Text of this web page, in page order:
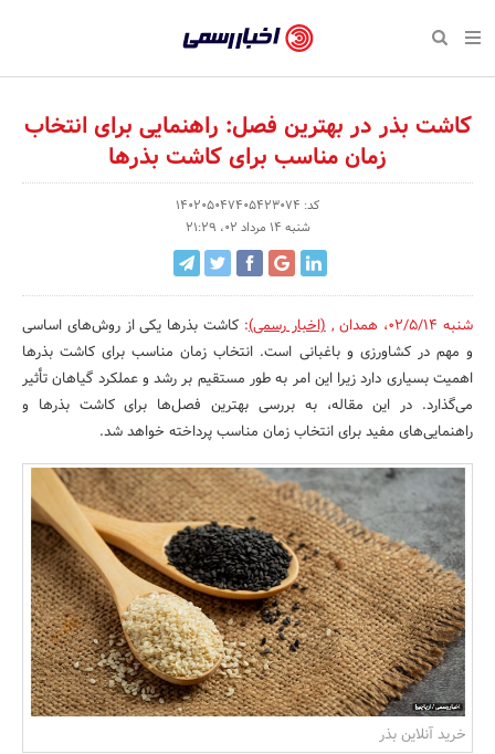
رسمی
-
اخبار
تایید
شرکت‌ها،
سازمان‌ها
و
روابط
عمومی‌ها
بازگشت
صفحه نخست پایگاه خبری
اقتصادی
صفحه نخست اقتصادی
تجارت و بازار
کارآفرینی و استارتاپ
صنعت و تولید
کسب و کار و خرده فروشی
صنایع غذایی و کشاورزی
کار و استخدام
بانک، بیمه و سرمایه
مسکن و ساختمان
صفحه نخست اجتماعی
علم و آموزش
بهداشت و درمان
گردشگری و میراث فرهنگی
محیط زیست
تبلیغات و روابط عمومی
صفحه نخست فرهنگی
رسانه‌ها
نشریات و کتاب
هنرهای تجسمی
صنایع دستی
صفحه نخست ورزش
تازه‌های ورزش
مکان‌های ورزشی
سبک زندگی
صفحه نخست سبک زندگی
سلامت و زیبایی
روانشناسی و موفقیت
دکوراسیون و منزل
رویداد
صفحه نخست رویداد
حراج و تخفیف
جشنواره، نمایشگاه و
کاشت بذر در بهترین فصل: راهنمایی برای انتخاب
زمان مناسب برای کاشت بذرها
کد: 140205047405423074
شنبه 14 مرداد 02، 21:29
شنبه 02/5/14 ، همدان ,(اخبار رسمی): کاشت بذرها یکی از روش‌های اساسی
و مهم در کشاورزی و باغبانی است. انتخاب زمان مناسب برای کاشت بذرها
اهمیت بسیاری دارد زیرا این امر به طور مستقیم بر رشد و عملکرد گیاهان تأثیر
می‌گذارد. در این مقاله، به بررسی بهترین فصل‌ها برای کاشت بذرها و
راهنمایی‌های مفید برای انتخاب زمان مناسب پرداخته خواهد شد.
خرید آنلاین بذر